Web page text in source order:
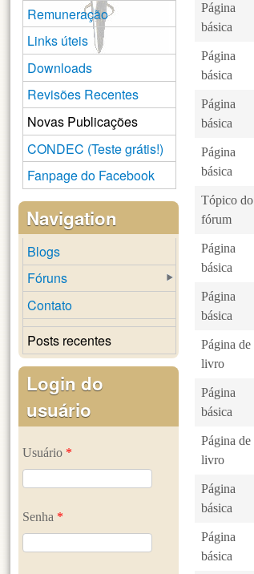
Página
básica
Página
básica
Página
básica
Página
básica
Tópico do
fórum
Página
básica
Página
básica
Página de
livro
Página
básica
Página de
livro
Página
básica
Página
básica
Remuneração
Links úteis
Downloads
Revisões Recentes
Novas Publicações
CONDEC (Teste grátis!)
Fanpage do Facebook
Navigation
Blogs
Fóruns
Contato
Posts recentes
Login do
usuário
Usuário *
Senha *